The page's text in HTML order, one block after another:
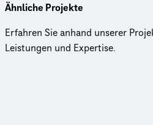
Ähnliche Projekte
Erfahren Sie anhand unserer
Leistungen und Expertise.